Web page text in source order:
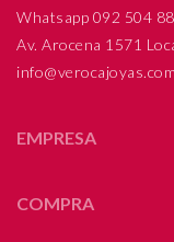
Whatsapp 092 504
Av. Arocena 1571
EMPRESA
COMPRA